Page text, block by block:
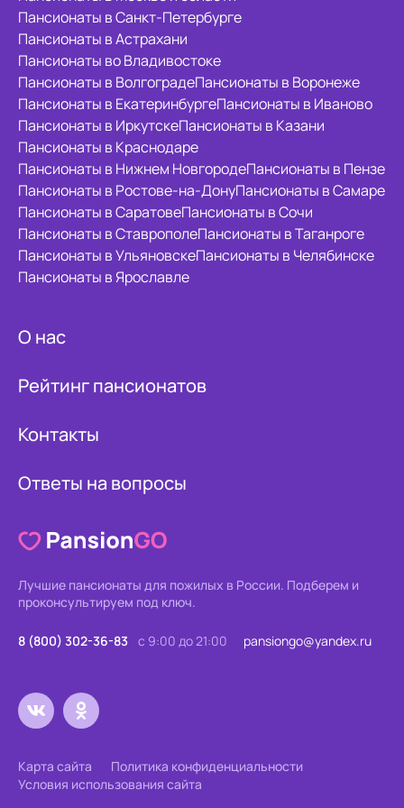
Пансионаты в Санкт-Петербурге
Пансионаты в Астрахани
Пансионаты во Владивостоке
Пансионаты в ВолгоградеПансионаты в Воронеже
Пансионаты в ЕкатеринбургеПансионаты в Иваново
Пансионаты в ИркутскеПансионаты в Казани
Пансионаты в Краснодаре
Пансионаты в Нижнем НовгородеПансионаты в Пензе
Пансионаты в Ростове-на-ДонуПансионаты в Самаре
Пансионаты в СаратовеПансионаты в Сочи
Пансионаты в СтаврополеПансионаты в Таганроге
Пансионаты в УльяновскеПансионаты в Челябинске
Пансионаты в Ярославле
О нас
Рейтинг пансионатов
Контакты
Ответы на вопросы
Лучшие пансионаты для пожилых в России. Подберем и
проконсультируем под ключ.
8 (800) 302-36-83 с 9:00 до 21:00 pansiongo@yandex.ru
Карта сайта
Политика конфиденциальности
Условия использования сайта